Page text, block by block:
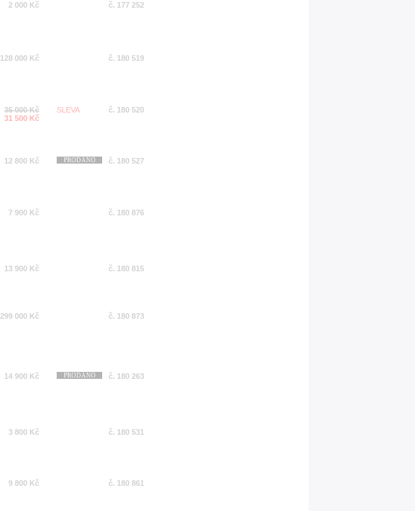
2 000 Kč č. 177 252
128 000 Kč č. 180 519
35 000 Kč
31 500 Kč
SLEVA č. 180 520
12 800 Kč PRODÁNO č. 180 527
7 900 Kč č. 180 876
13 900 Kč č. 180 815
299 000 Kč č. 180 873
14 900 Kč PRODÁNO č. 180 263
3 800 Kč č. 180 531
9 800 Kč č. 180 861